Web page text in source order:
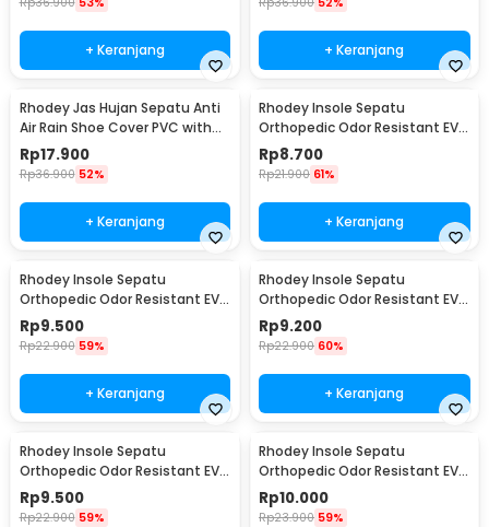
+ Keranjang + Keranjang
Rhodey Jas Hujan Sepatu Anti
Air Rain Shoe Cover PVC with
Zipper XL - F-300
Rp17.900
Rp36.900 52%
+ Keranjang
Rhodey Insole Sepatu
Orthopedic Odor Resistant EVA
Foam 35 - Y3Y27
Rp8.700
Rp21.900 61%
+ Keranjang
Rhodey Insole Sepatu
Orthopedic Odor Resistant EVA
Foam 37 - Y3Y27
Rp9.500
Rp22.900 59%
+ Keranjang
Rhodey Insole Sepatu
Orthopedic Odor Resistant EVA
Foam 38 - Y3Y27
Rp9.200
Rp22.900 60%
+ Keranjang
Rhodey Insole Sepatu
Orthopedic Odor Resistant EVA
Foam 39 - Y3Y27
Rp9.500
Rp22.900 59%
Rhodey Insole Sepatu
Orthopedic Odor Resistant EVA
Foam 40 - Y3Y27
Rp10.000
Rp23.900 59%